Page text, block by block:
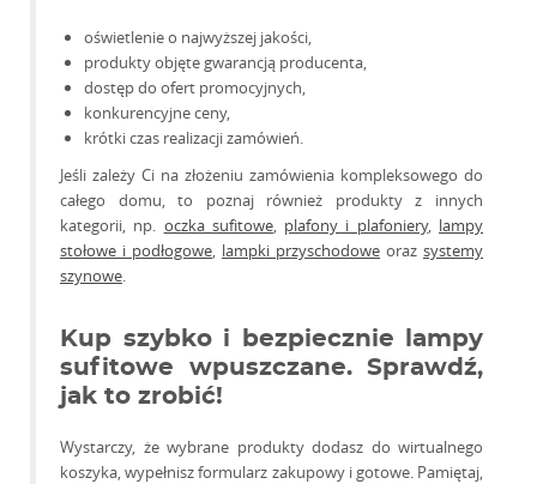
oświetlenie o najwyższej jakości,
produkty objęte gwarancją producenta,
dostęp do ofert promocyjnych,
konkurencyjne ceny,
krótki czas realizacji zamówień.
Jeśli zależy Ci na złożeniu zamówienia kompleksowego do
całego domu, to poznaj również produkty z innych
kategorii, np. oczka sufitowe, plafony i plafoniery, lampy
stołowe i podłogowe, lampki przyschodowe oraz systemy
szynowe.
Kup szybko i bezpiecznie lampy
sufitowe wpuszczane. Sprawdź,
jak to zrobić!
Wystarczy, że wybrane produkty dodasz do wirtualnego
koszyka, wypełnisz formularz zakupowy i gotowe. Pamiętaj,